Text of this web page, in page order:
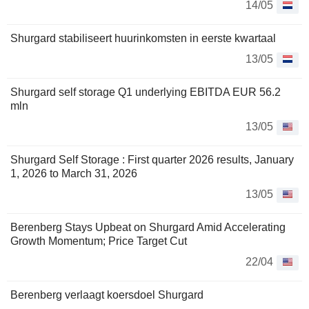
14/05
Shurgard stabiliseert huurinkomsten in eerste kwartaal
13/05
Shurgard self storage Q1 underlying EBITDA EUR 56.2
mln
13/05
Shurgard Self Storage : First quarter 2026 results, January
1, 2026 to March 31, 2026
13/05
Berenberg Stays Upbeat on Shurgard Amid Accelerating
Growth Momentum; Price Target Cut
22/04
Berenberg verlaagt koersdoel Shurgard